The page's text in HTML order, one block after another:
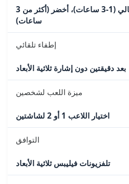
أحمر (أقل من ساعة)، برتقالي (1-3 ساعات)، أخضر (أكثر من 3
ساعات)
إطفاء تلقائي
بعد دقيقتين دون إشارة ثلاثية الأبعاد
ميزة اللعب لشخصين
اختيار اللاعب 1 أو 2 لشاشتين
التوافق
تلفزيونات فيليبس ثلاثية الأبعاد